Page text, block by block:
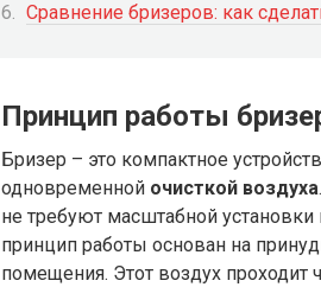
Сравнение бризеров: как
Принцип работы
Бризер – это компактное
одновременной очисткой воздуха
не требуют масштабной
принцип работы основан на
помещения. Этот воздух